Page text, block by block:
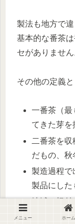
製法も地方で
基本的な番茶
セがありません
その他の定義と
一番茶（最
てきた芽を
二番茶を
だもの、秋
製造過程で
製品にした
地域に根
メニュー ホーム